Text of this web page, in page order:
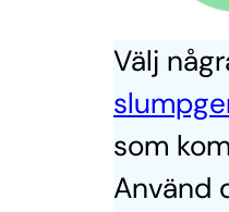
Välj
som
Använd